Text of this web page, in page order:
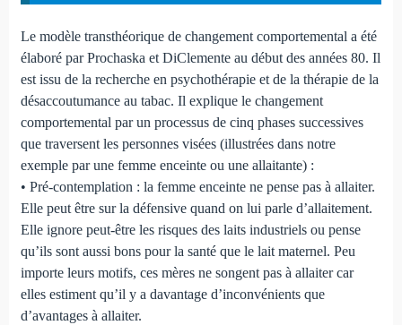
Le modèle transthéorique de changement comportemental a été
élaboré par Prochaska et DiClemente au début des années 80. Il
est issu de la recherche en psychothérapie et de la thérapie de la
désaccoutumance au tabac. Il explique le changement
comportemental par un processus de cinq phases successives
que traversent les personnes visées (illustrées dans notre
exemple par une femme enceinte ou une allaitante) :
• Pré-contemplation : la femme enceinte ne pense pas à allaiter.
Elle peut être sur la défensive quand on lui parle d’allaitement.
Elle ignore peut-être les risques des laits industriels ou pense
qu’ils sont aussi bons pour la santé que le lait maternel. Peu
importe leurs motifs, ces mères ne songent pas à allaiter car
elles estiment qu’il y a davantage d’inconvénients que
d’avantages à allaiter.